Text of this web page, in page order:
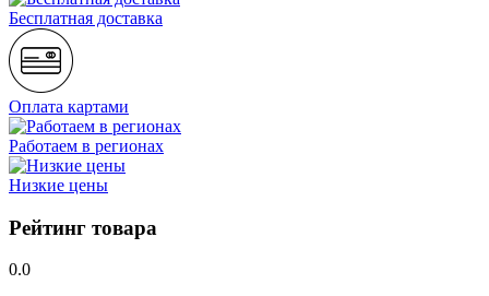
Бесплатная доставка
Оплата картами
Работаем в регионах
Низкие цены
Рейтинг товара
0.0